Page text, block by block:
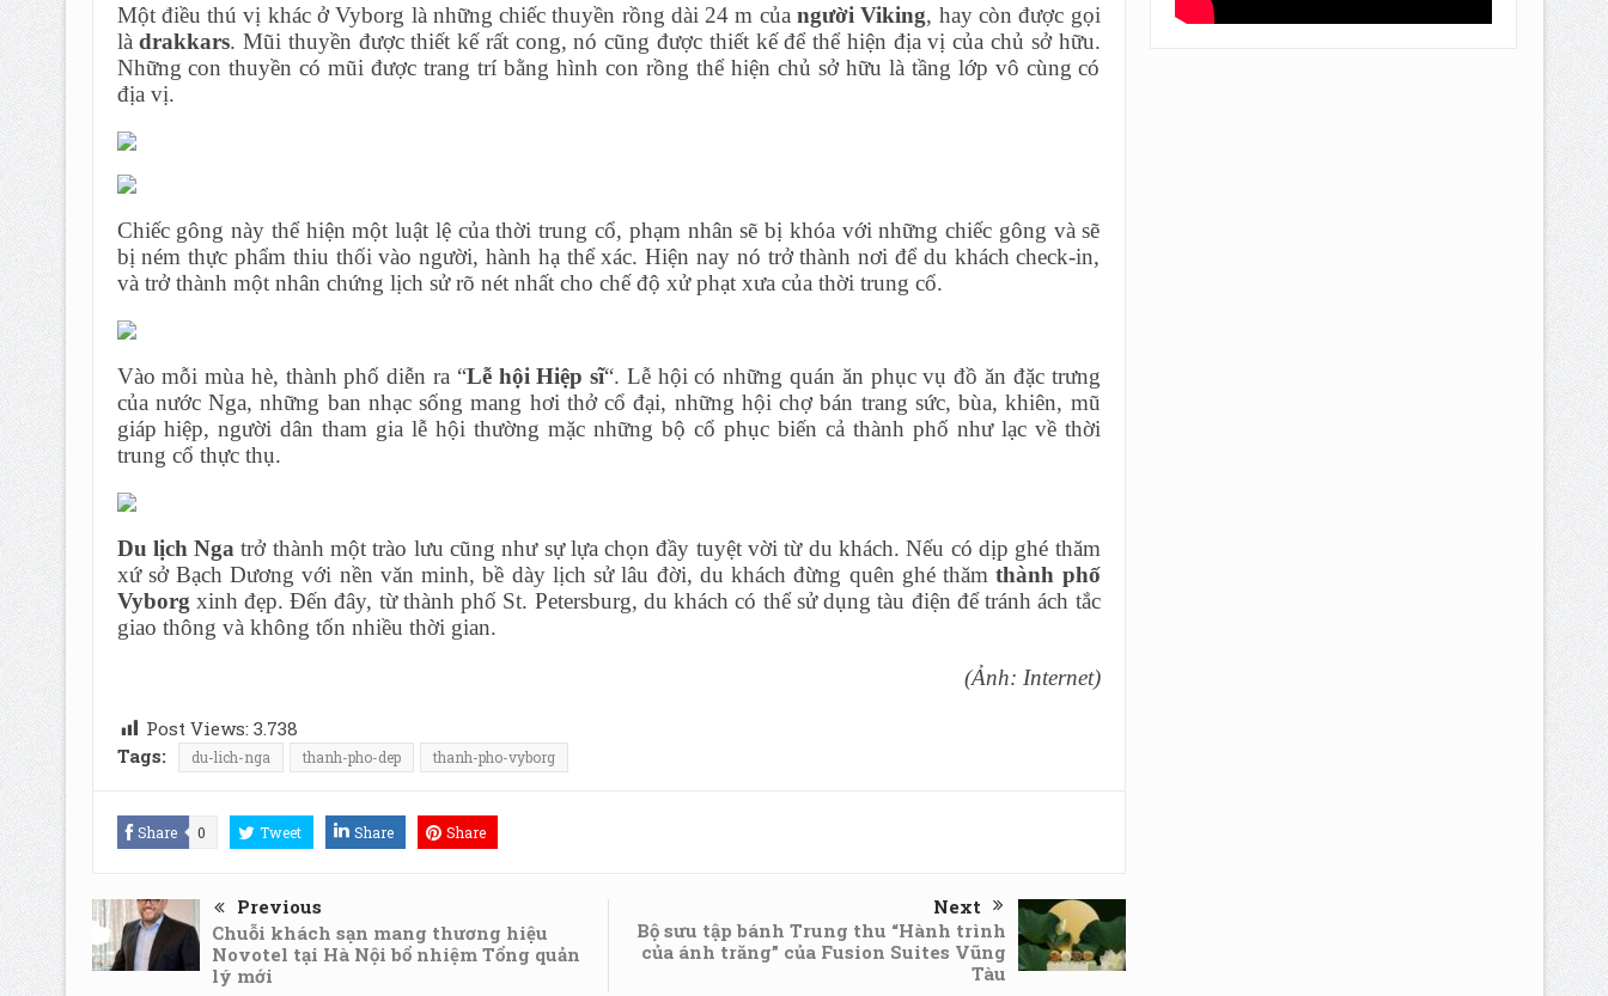
Một điều thú vị khác ở Vyborg là những chiếc thuyền rồng dài 24 m củangười Viking, hay còn được gọi
làdrakkars. Mũi thuyền được thiết kế rất cong, nó cũng được thiết kế để thể hiện địa vị của chủ sở hữu.
Những con thuyền có mũi được trang trí bằng hình con rồng thể hiện chủ sở hữu là tầng lớp vô cùng có
địa vị.
Chiếc gông này thể hiện một luật lệ của thời trung cổ, phạm nhân sẽ bị khóa với những chiếc gông và sẽ
bị ném thực phẩm thiu thối vào người, hành hạ thể xác. Hiện nay nó trở thành nơi để du khách check-in,
và trở thành một nhân chứng lịch sử rõ nét nhất cho chế độ xử phạt xưa của thời trung cổ.
Vào mỗi mùa hè, thành phố diễn ra “Lễ hội Hiệp sĩ“. Lễ hội có những quán ăn phục vụ đồ ăn đặc trưng
của nước Nga, những ban nhạc sống mang hơi thở cổ đại, những hội chợ bán trang sức, bùa, khiên, mũ
giáp hiệp, người dân tham gia lễ hội thường mặc những bộ cổ phục biến cả thành phố như lạc về thời
trung cổ thực thụ.
Du lịch Nga trở thành một trào lưu cũng như sự lựa chọn đầy tuyệt vời từ du khách. Nếu có dịp ghé thăm
xứ sở Bạch Dương với nền văn minh, bề dày lịch sử lâu đời, du khách đừng quên ghé thămthành phố
Vyborg xinh đẹp. Đến đây, từ thành phố St. Petersburg, du khách có thể sử dụng tàu điện để tránh ách tắc
giao thông và không tốn nhiều thời gian.
(Ảnh: Internet)
Post Views: 3.738
Tags:
du-lich-nga thanh-pho-dep thanh-pho-vyborg
Share 0 Tweet Share Share
Previous
Chuỗi khách sạn mang thương hiệu
Novotel tại Hà Nội bổ nhiệm Tổng quản
lý mới
Next
Bộ sưu tập bánh Trung thu “Hành trình
của ánh trăng” của Fusion Suites Vũng
Tàu